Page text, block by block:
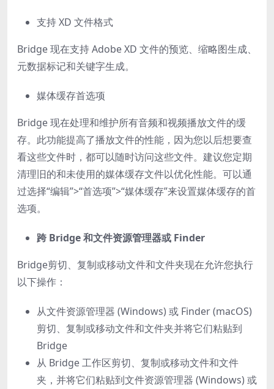
支持 XD 文件格式
Bridge 现在支持 Adobe XD 文件的预览、缩略图生成、
元数据标记和关键字生成。
媒体缓存首选项
Bridge 现在处理和维护所有音频和视频播放文件的缓
存。此功能提高了播放文件的性能，因为您以后想要查
看这些文件时，都可以随时访问这些文件。建议您定期
清理旧的和未使用的媒体缓存文件以优化性能。可以通
过选择“编辑”>“首选项”>“媒体缓存”来设置媒体缓存的首
选项。
跨 Bridge 和文件资源管理器或 Finder
Bridge剪切、复制或移动文件和文件夹现在允许您执行
以下操作：
从文件资源管理器 (Windows) 或 Finder (macOS)
剪切、复制或移动文件和文件夹并将它们粘贴到
Bridge
从 Bridge 工作区剪切、复制或移动文件和文件
夹，并将它们粘贴到文件资源管理器 (Windows) 或